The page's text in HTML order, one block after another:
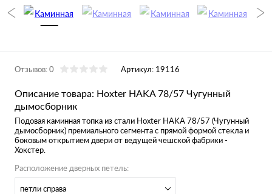
Отзывов: 0 Артикул: 19116
Описание товара: Hoxter HAKA 78/57 Чугунный
дымосборник
Подовая каминная топка из стали Hoxter HAKA 78/57 (Чугунный
дымосборник) премиального сегмента с прямой формой стекла и
боковым открытием двери от ведущей чешской фабрики -
Хокстер.
Расположение дверных петель:
петли справа